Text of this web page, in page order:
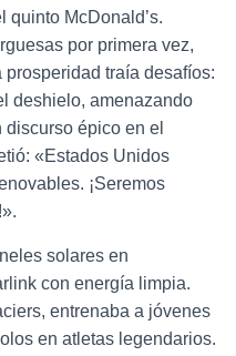
quinto McDonald’s.
por primera vez,
traía desafíos:
deshielo, amenazando
épico en el
«Estados Unidos
¡Seremos
solares en
con energía limpia.
entrenaba a jóvenes
en atletas legendarios.